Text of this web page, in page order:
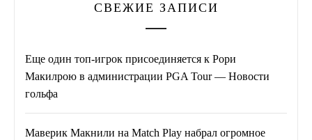
СВЕЖИЕ ЗАПИСИ
Еще один топ-игрок присоединяется к Рори
Макилрою в администрации PGA Tour — Новости
гольфа
Маверик Макнили на Match Play набрал огромное